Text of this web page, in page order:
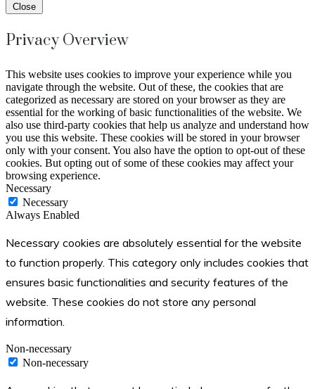
Close
Privacy Overview
This website uses cookies to improve your experience while you
navigate through the website. Out of these, the cookies that are
categorized as necessary are stored on your browser as they are
essential for the working of basic functionalities of the website. We
also use third-party cookies that help us analyze and understand how
you use this website. These cookies will be stored in your browser
only with your consent. You also have the option to opt-out of these
cookies. But opting out of some of these cookies may affect your
browsing experience.
Necessary
Necessary
Always Enabled
Necessary cookies are absolutely essential for the website
to function properly. This category only includes cookies that
ensures basic functionalities and security features of the
website. These cookies do not store any personal
information.
Non-necessary
Non-necessary